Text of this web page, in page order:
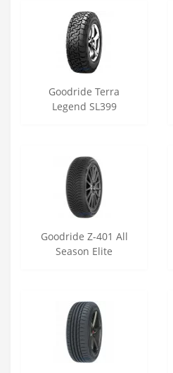
Goodride Terra
Legend SL399
Goodride Z-401 All
Season Elite